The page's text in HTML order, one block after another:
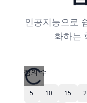
인공지능으로
화하는
점의 수
5 10 15